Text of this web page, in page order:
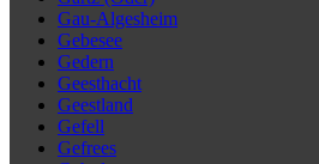
Gau-Algesheim
Gebesee
Gedern
Geesthacht
Geestland
Gefell
Gefrees